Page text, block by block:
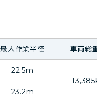
最大作業半径 車両総
22.5m
23.2m